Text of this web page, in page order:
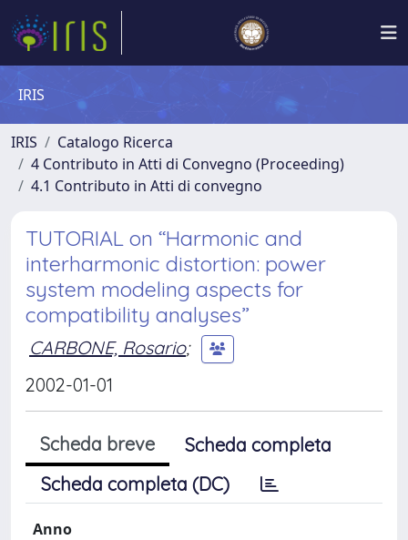
IRIS
IRIS
Catalogo Ricerca
4 Contributo in Atti di Convegno (Proceeding)
4.1 Contributo in Atti di convegno
TUTORIAL on “Harmonic and
interharmonic distortion: power
system modeling aspects for
compatibility analyses”
CARBONE, Rosario;
2002-01-01
Scheda breve
Scheda completa
Scheda completa (DC)
Anno